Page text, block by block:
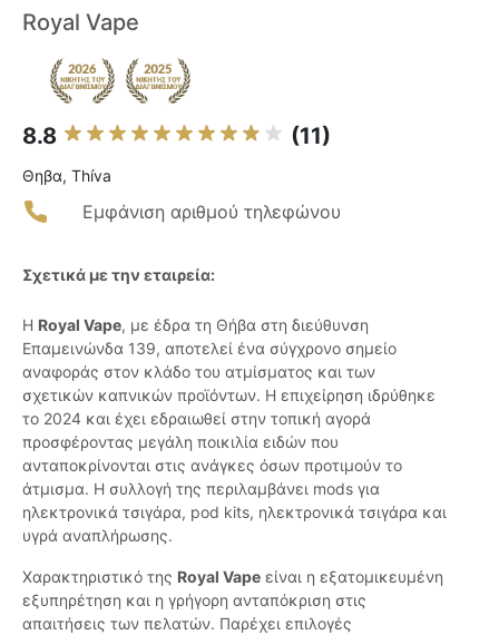
Royal Vape
8.8 (11)
Θηβα, Thíva
Εμφάνιση αριθμού τηλεφώνου
Σχετικά με την εταιρεία:
Η Royal Vape, με έδρα τη Θήβα στη διεύθυνση
Επαμεινώνδα 139, αποτελεί ένα σύγχρονο σημείο
αναφοράς στον κλάδο του ατμίσματος και των
σχετικών καπνικών προϊόντων. Η επιχείρηση ιδρύθηκε
το 2024 και έχει εδραιωθεί στην τοπική αγορά
προσφέροντας μεγάλη ποικιλία ειδών που
ανταποκρίνονται στις ανάγκες όσων προτιμούν το
άτμισμα. Η συλλογή της περιλαμβάνει mods για
ηλεκτρονικά τσιγάρα, pod kits, ηλεκτρονικά τσιγάρα και
υγρά αναπλήρωσης.
Χαρακτηριστικό της Royal Vape είναι η εξατομικευμένη
εξυπηρέτηση και η γρήγορη ανταπόκριση στις
απαιτήσεις των πελατών. Παρέχει επιλογές